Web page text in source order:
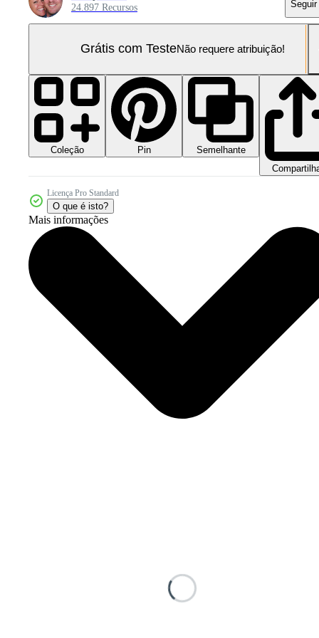
24.897 Recursos Seguir
Grátis com TesteNão requere atribuição!
Coleção Pin
Semelhante
Licença Pro Standard
O que é isto?
Mais informações